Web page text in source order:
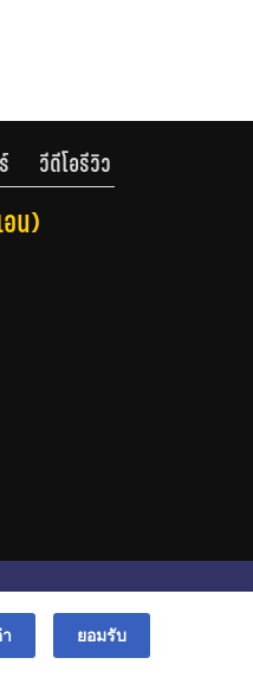
วีดีโอรีวิว
น)
สิทธิ์ 2556-2564
ยอมรับ